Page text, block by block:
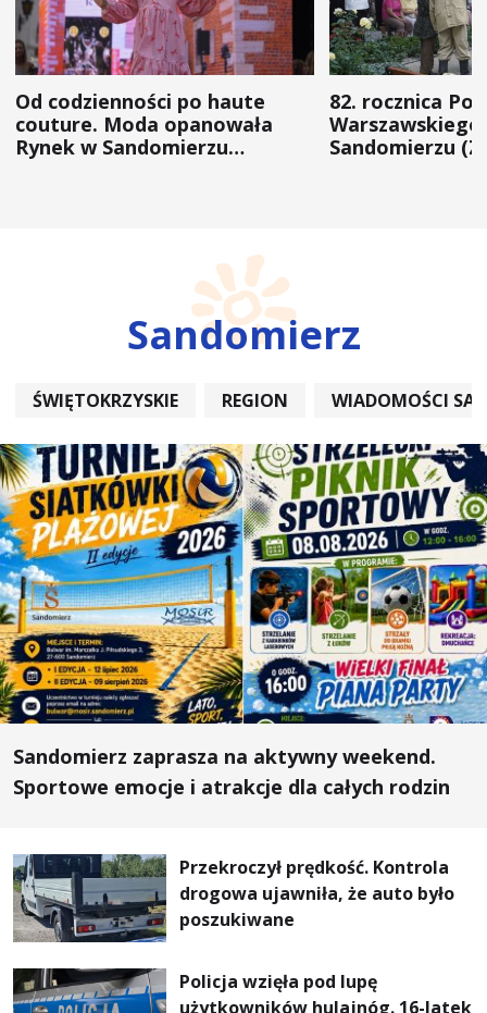
Od codzienności po haute
couture. Moda opanowała
Rynek w Sandomierzu
82. rocznica
Warszawskiego
Sandomierzu
Sandomierz
ŚWIĘTOKRZYSKIE REGION WIADOMOŚCI
Sandomierz zaprasza na aktywny weekend.
Sportowe emocje i atrakcje dla całych rodzin
Przekroczył prędkość. Kontrola
drogowa ujawniła, że auto było
poszukiwane
Policja wzięła pod lupę
użytkowników hulajnóg. 16-latek